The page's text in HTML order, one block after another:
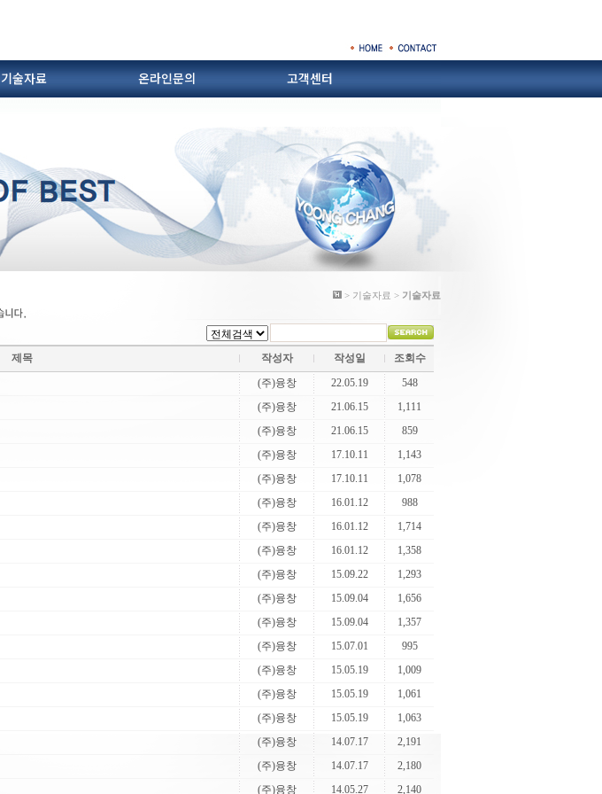
기술자료 온라인문의 고객센터
> 기술자료 > 기술자료
제목 작성자 작성일
조회수
(주)융창 22.05.19
548
(주)융창 21.06.15
1,111
(주)융창 21.06.15
859
(주)융창 17.10.11
1,143
(주)융창 17.10.11
1,078
(주)융창 16.01.12
988
(주)융창 16.01.12
1,714
(주)융창 16.01.12
1,358
(주)융창 15.09.22
1,293
(주)융창 15.09.04
1,656
(주)융창 15.09.04
1,357
(주)융창 15.07.01
995
(주)융창 15.05.19
1,009
(주)융창 15.05.19
1,061
(주)융창 15.05.19
1,063
(주)융창 14.07.17
2,191
(주)융창 14.07.17
2,180
(주)융창 14.05.27 2,140